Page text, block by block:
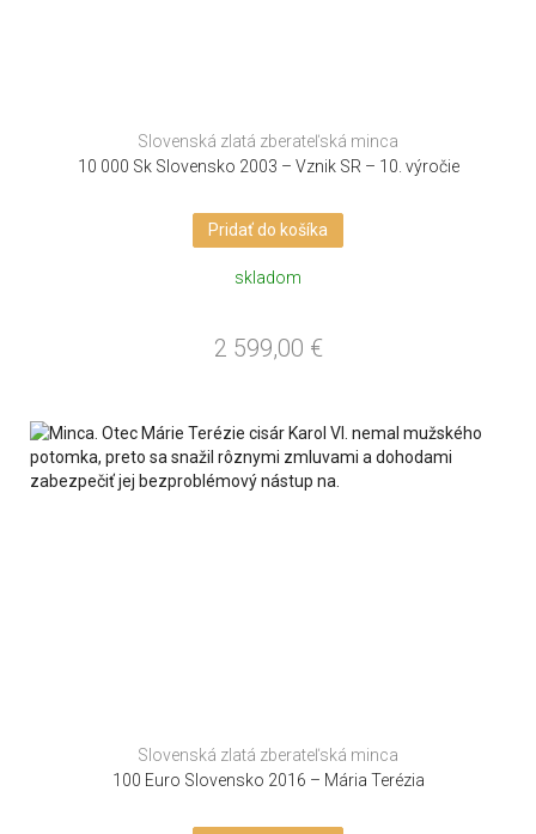
Slovenská zlatá zberateľská minca
10 000 Sk Slovensko 2003 – Vznik SR – 10. výročie
Pridať do košíka
skladom
2 599,00 €
Slovenská zlatá zberateľská minca
100 Euro Slovensko 2016 – Mária Terézia